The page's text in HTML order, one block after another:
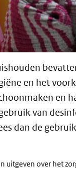
en het
en
van
dan de
uitgeven over het